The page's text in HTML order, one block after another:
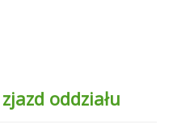
oddziału